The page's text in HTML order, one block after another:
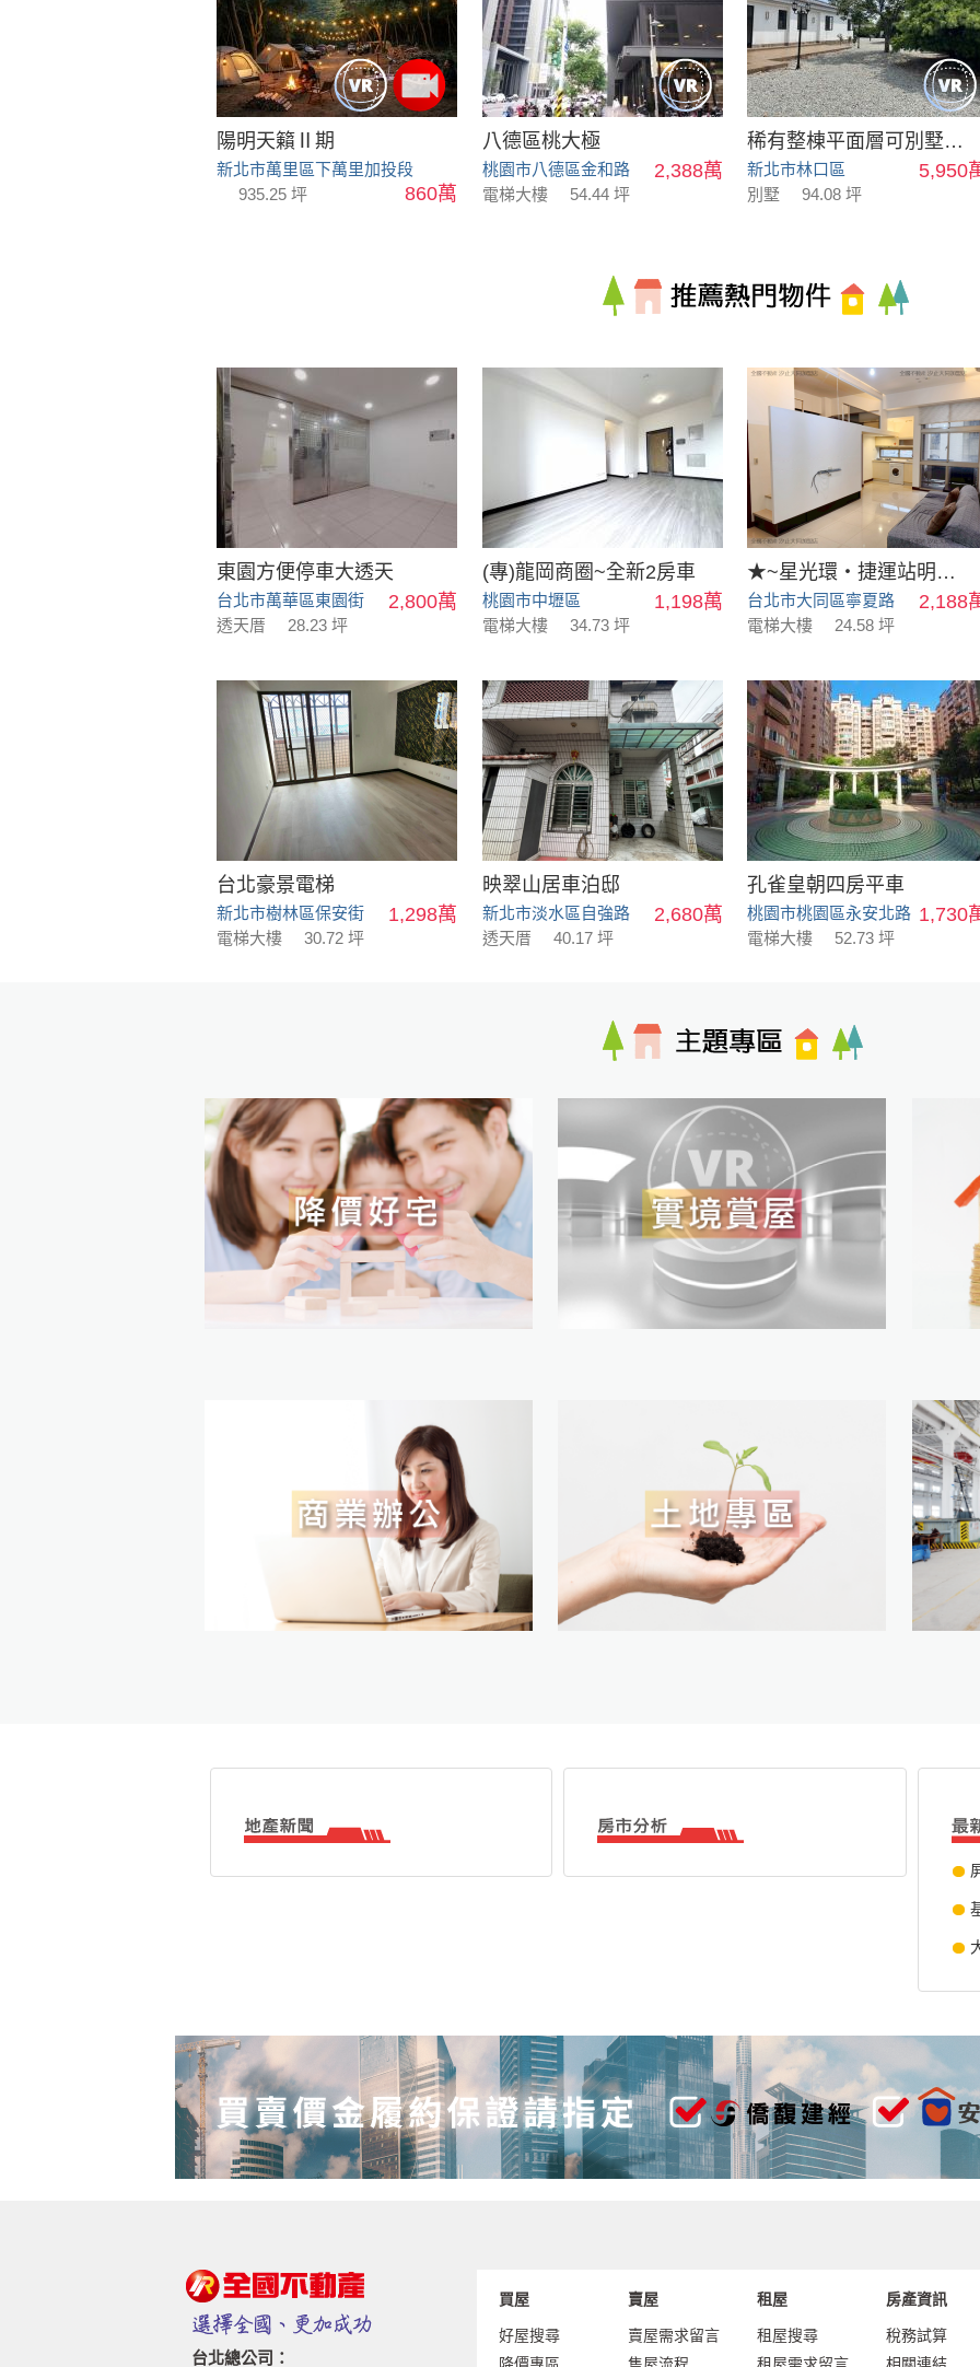
陽明天籟Ⅱ期
新北市萬里區下萬里加投段
860萬
935.25 坪
八德區桃大極
桃園市八德區金和路 2,388萬
電梯大樓 54.44 坪
稀有整棟平面層可別墅可會館
新北市林口區 5,950
別墅 94.08 坪
東園方便停車大透天
台北市萬華區東園街 2,800萬
透天厝 28.23 坪
(專)龍岡商圈~全新2房車
桃園市中壢區 1,198萬
電梯大樓 34.73 坪
★~星光環‧捷運站明星學區採光兩房車~★
台北市大同區寧夏路 2,188
電梯大樓 24.58 坪
台北豪景電梯
新北市樹林區保安街 1,298萬
電梯大樓 30.72 坪
映翠山居車泊邸
新北市淡水區自強路 2,680萬
透天厝 40.17 坪
孔雀皇朝四房平車
桃園市桃園區永安北路 1,730
電梯大樓 52.73 坪
台北總公司：
買屋
好屋搜尋
賣屋
賣屋需求留言
租屋
租屋搜尋
房產資訊
稅務試算